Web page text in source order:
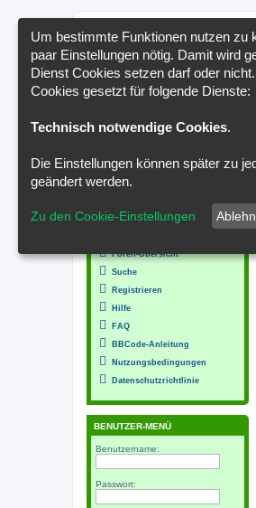
Portal Foren-Übersicht
Foren-Übersicht
Suche
Registrieren
Hilfe
FAQ
BBCode-Anleitung
Nutzungsbedingungen
Datenschutzrichtlinie
BENUTZER-MENÜ
Benutzername:
Passwort:
Um bestimmte Funktionen nutzen zu
paar Einstellungen nötig. Damit wird
Dienst Cookies setzen darf oder
Cookies gesetzt für folgende Dienste:
Technisch notwendige Cookies.
Die Einstellungen können später zu
geändert werden.
Zu den Cookie-Einstellungen